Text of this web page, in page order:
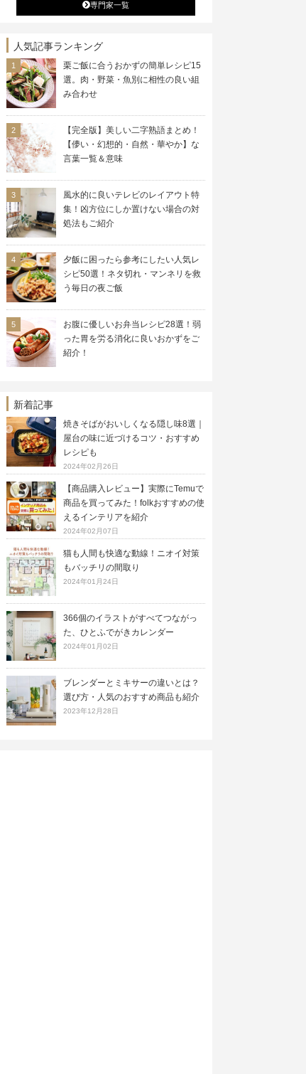
ではなく「働く」「遊ぶ」「学ぶ」「旅
する」といった領域でも、暮らしや生き
専門家一覧
人気記事ランキング
栗ご飯に合うおかずの簡単レシピ15
選。肉・野菜・魚別に相性の良い組
み合わせ
【完全版】美しい二字熟語まとめ！
【儚い・幻想的・自然・華やか】な
言葉一覧＆意味
風水的に良いテレビのレイアウト特
集！凶方位にしか置けない場合の対
処法もご紹介
夕飯に困ったら参考にしたい人気レ
シピ50選！ネタ切れ・マンネリを救
う毎日の夜ご飯
お腹に優しいお弁当レシピ28選！弱
った胃を労る消化に良いおかずをご
紹介！
新着記事
焼きそばがおいしくなる隠し味8選｜
屋台の味に近づけるコツ・おすすめ
レシピも
2024年02月26日
【商品購入レビュー】実際にTemuで
商品を買ってみた！folkおすすめの使
えるインテリアを紹介
2024年02月07日
猫も人間も快適な動線！ニオイ対策
もバッチリの間取り
2024年01月24日
366個のイラストがすべてつながっ
た、ひとふでがきカレンダー
2024年01月02日
ブレンダーとミキサーの違いとは？
選び方・人気のおすすめ商品も紹介
2023年12月28日